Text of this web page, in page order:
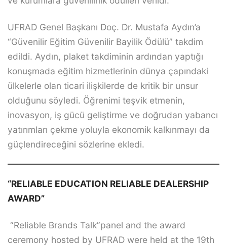
UFRAD Genel Başkanı Doç. Dr. Mustafa Aydın’a
“Güvenilir Eğitim Güvenilir Bayilik Ödülü” takdim
edildi. Aydın, plaket takdiminin ardından yaptığı
konuşmada eğitim hizmetlerinin dünya çapındaki
ülkelerle olan ticari ilişkilerde de kritik bir unsur
olduğunu söyledi. Öğrenimi teşvik etmenin,
inovasyon, iş gücü geliştirme ve doğrudan yabancı
yatırımları çekme yoluyla ekonomik kalkınmayı da
güçlendireceğini sözlerine ekledi.
“RELIABLE EDUCATION RELIABLE DEALERSHIP
AWARD”
“Reliable Brands Talk”panel and the award
ceremony hosted by UFRAD were held at the 19th